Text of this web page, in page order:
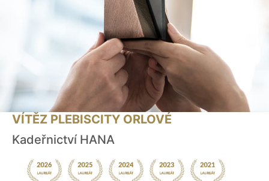
VÍTĚZ PLEBISCITY ORLOVÉ
Kadeřnictví HANA